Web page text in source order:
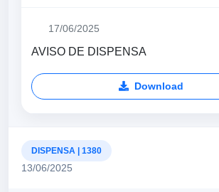
17/06/2025
AVISO DE DISPENSA
Download
DISPENSA | 1380
13/06/2025